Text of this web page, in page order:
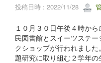
投稿日時 : 2022/11/28
１０月３０日午後４時か
民図書館とスイーツステ
クショップが行われまし
題研究に取り組む２学年の